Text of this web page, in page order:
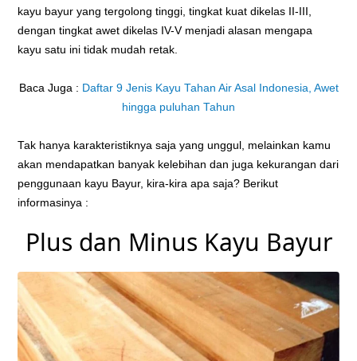
kayu bayur yang tergolong tinggi, tingkat kuat dikelas II-III,
dengan tingkat awet dikelas IV-V menjadi alasan mengapa
kayu satu ini tidak mudah retak.
Baca Juga : Daftar 9 Jenis Kayu Tahan Air Asal Indonesia, Awet
hingga puluhan Tahun
Tak hanya karakteristiknya saja yang unggul, melainkan kamu
akan mendapatkan banyak kelebihan dan juga kekurangan dari
penggunaan kayu Bayur, kira-kira apa saja? Berikut
informasinya :
Plus dan Minus Kayu Bayur